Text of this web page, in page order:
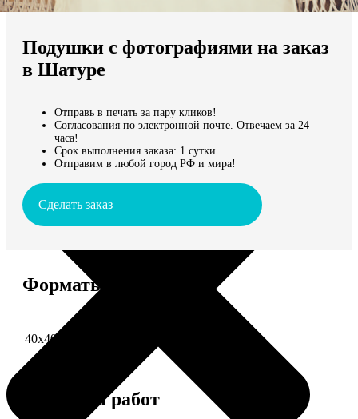
Мы доставляем по всему миру
Продолжить без города
Подушки с фотографиями на заказ
в Шатуре
Отправь в печать за пару кликов!
Согласования по электронной почте. Отвечаем за 24
часа!
Срок выполнения заказа: 1 сутки
Отправим в любой город РФ и мира!
Сделать заказ
Форматы и цены
40х40 односторонняя печать
Примеры работ